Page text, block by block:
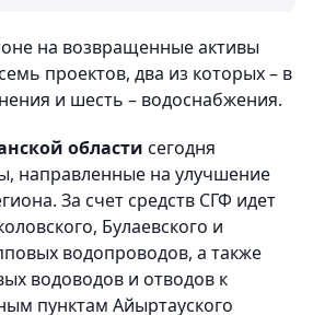
на возвращенные активы
проектов, два из которых – в
и шесть – водоснабжения.
области сегодня
направленные на улучшение
За счет средств СГФ идет
Булаевского и
водопроводов, а также
водоводов и отводов к
пунктам Айыртауского